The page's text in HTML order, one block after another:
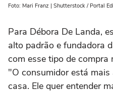
Foto: Mari Franz | Shutterstock / Portal
Para Débora De Landa,
alto padrão e fundadora
com esse tipo de
"O consumidor está
casa. Ele quer entender